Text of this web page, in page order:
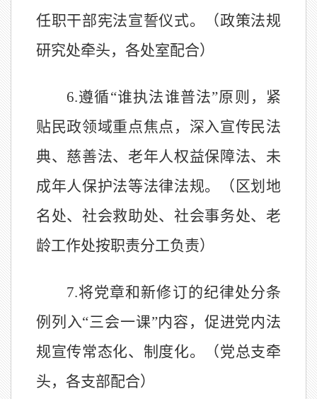
任职干部宪法宣誓仪式。
（政策法规
研究处牵头，各处室配合）
6.遵循“谁执法谁普法”原则， 紧
贴民政领域重点焦点， 深入宣传 民法
典、慈善法、老年人权益保障法、未
成年人保护法等法律法规。
（区划地
名处、社会救助处、社会事务处、老
龄工作处按职责分工负责）
7.将党章和新修订的纪律处分条
例列入“三会一课”内容，促进党内法
规宣传常态化、制度化。（党总支牵
头，各支部配合）